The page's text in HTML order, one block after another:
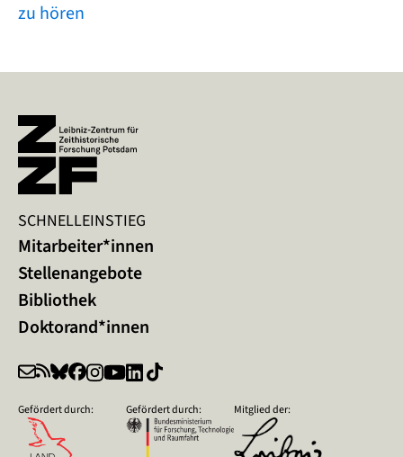
zu hören
SCHNELLEINSTIEG
Mitarbeiter*innen
Stellenangebote
Bibliothek
Doktorand*innen
Gefördert durch: Gefördert durch: Mitglied der: